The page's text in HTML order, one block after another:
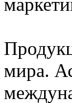
мира.